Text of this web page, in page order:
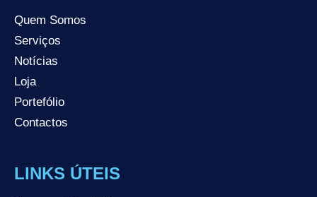
Quem Somos
Serviços
Notícias
Loja
Portefólio
Contactos
LINKS ÚTEIS